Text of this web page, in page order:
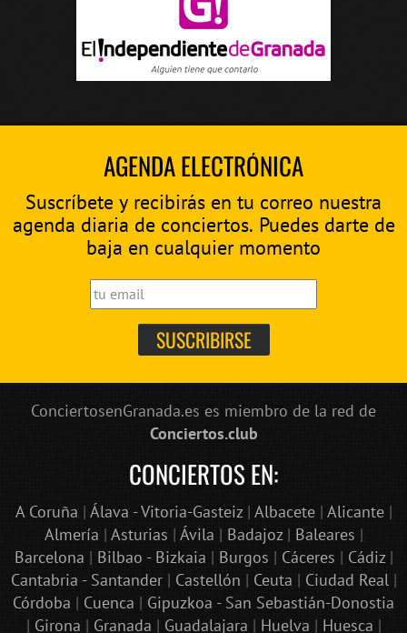
AGENDA ELECTRÓNICA
Suscríbete y recibirás en tu correo nuestra
agenda diaria de conciertos. Puedes darte de
baja en cualquier momento
ConciertosenGranada.es es miembro de la red de
Conciertos.club
CONCIERTOS EN:
A Coruña | Álava - Vitoria-Gasteiz| Albacete| Alicante|
Almería | Asturias | Ávila | Badajoz| Baleares |
Barcelona | Bilbao - Bizkaia | Burgos | Cáceres | Cádiz|
Cantabria - Santander| Castellón | Ceuta | Ciudad Real |
Córdoba | Cuenca | Gipuzkoa - San Sebastián-Donostia
| Girona | Granada | Guadalajara | Huelva | Huesca |